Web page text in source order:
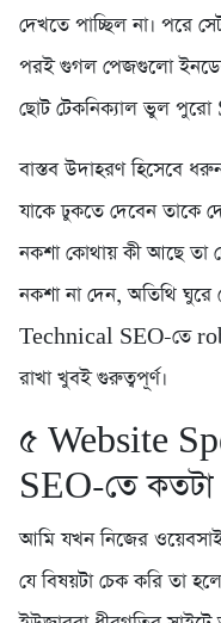
দেখতে পাচ্ছিল না। পরে
পরই গুগল পেজগুলো
ছোট টেকনিক্যাল ভুল পুরো
বাস্তব উদাহরণ হিসেবে
যাকে ঢুকতে দেবেন
নকশা কোথায় কী আছে তা
নকশা না দেন, অতিথি ঘুরে
Technical SEO-তে
রাখা খুবই গুরুত্বপূর্ণ।
৫️ Website
SEO-তে কতটা
আমি যখন নিজের
যে বিষয়টা চেক করি তা